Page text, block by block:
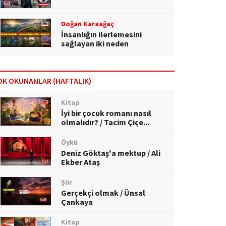
Doğan Karaağaç
İnsanlığın ilerlemesini
sağlayan iki neden
OKUNANLAR (HAFTALIK)
Kitap
İyi bir çocuk romanı nasıl
olmalıdır? / Tacim Çiçe...
Öykü
Deniz Göktaş'a mektup / Ali
Ekber Ataş
Şiir
Gerçekçi olmak / Ünsal
Çankaya
Kitap